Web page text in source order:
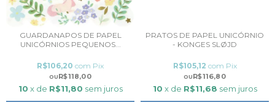
GUARDANAPOS DE PAPEL
UNICÓRNIOS PEQUENOS...
R$118,00
R$106,20 com Pix
10 x de R$11,80 sem juros
PRATOS DE PAPEL UNICÓRNIO
- KONGES SLØJD
R$116,80
R$105,12 com Pix
10 x de R$11,68 sem juros